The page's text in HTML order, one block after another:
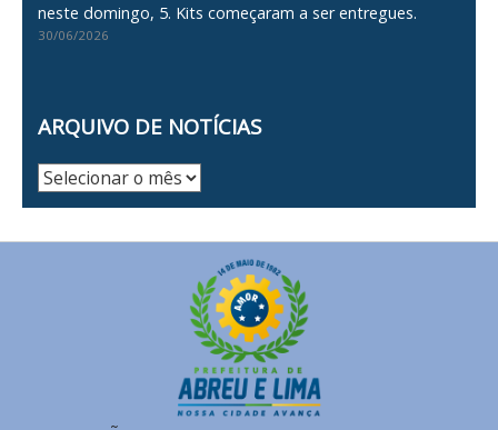
neste domingo, 5. Kits começaram a ser entregues.
30/06/2026
ARQUIVO DE NOTÍCIAS
Arquivo